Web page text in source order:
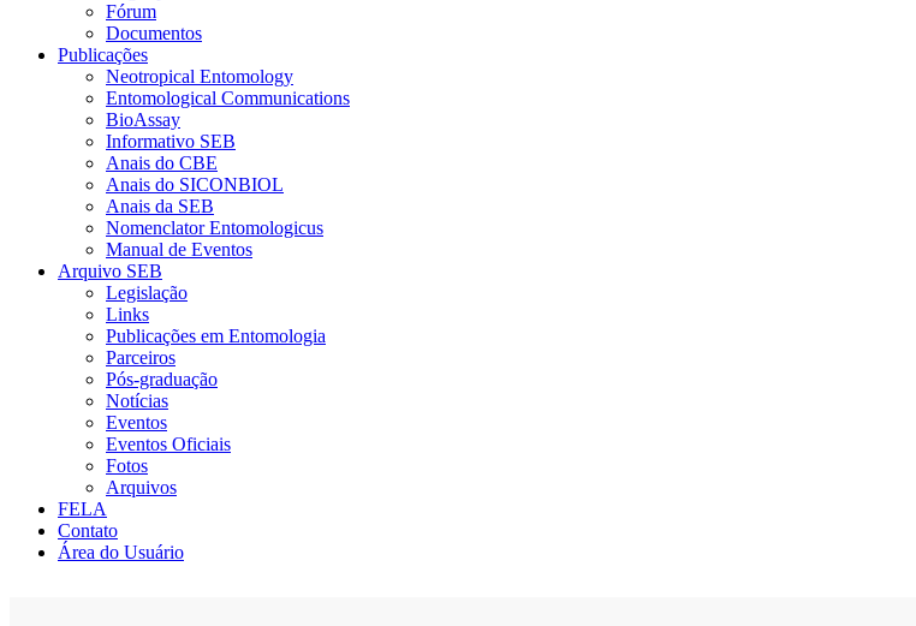
Fórum
Documentos
Publicações
Neotropical Entomology
Entomological Communications
BioAssay
Informativo SEB
Anais do CBE
Anais do SICONBIOL
Anais da SEB
Nomenclator Entomologicus
Manual de Eventos
Arquivo SEB
Legislação
Links
Publicações em Entomologia
Parceiros
Pós-graduação
Notícias
Eventos
Eventos Oficiais
Fotos
Arquivos
FELA
Contato
Área do Usuário